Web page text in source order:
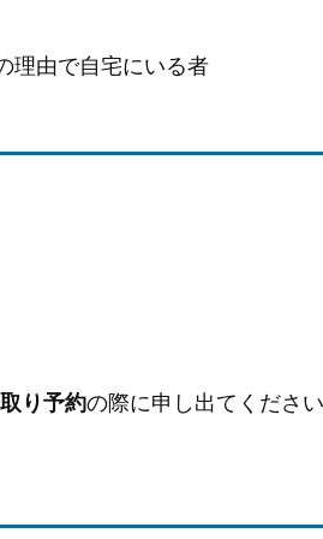
理由で自宅にいる者
り予約の際に申し出てくださ